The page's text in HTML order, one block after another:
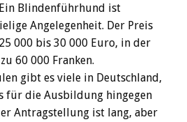
Blindenführhund ist
Angelegenheit. Der Preis
000 bis 30 000 Euro, in der
60 000 Franken.
gibt es viele in Deutschland,
für die Ausbildung hingegen
Antragstellung ist lang, aber